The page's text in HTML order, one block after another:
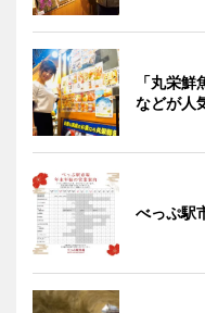
「丸栄
などが人
べっぷ駅